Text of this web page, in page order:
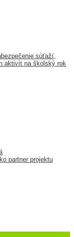
súťaží,
aktivít na školský rok
partner projektu